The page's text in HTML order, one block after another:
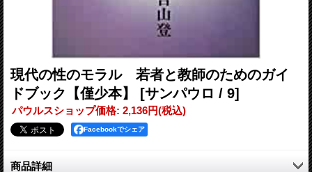
現代の性のモラル 若者と教師のためのガイ
ドブック【僅少本】 [サンパウロ / 9]
パウルスショップ価格: 2,136円(税込)
Facebookでシェア
商品詳細